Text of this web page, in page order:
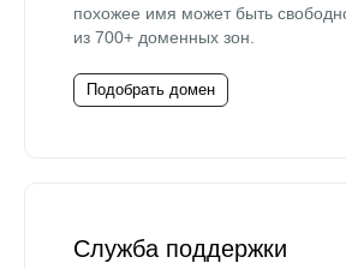
похожее имя может быть
из 700+ доменных зон.
Подобрать домен
Служба поддержки